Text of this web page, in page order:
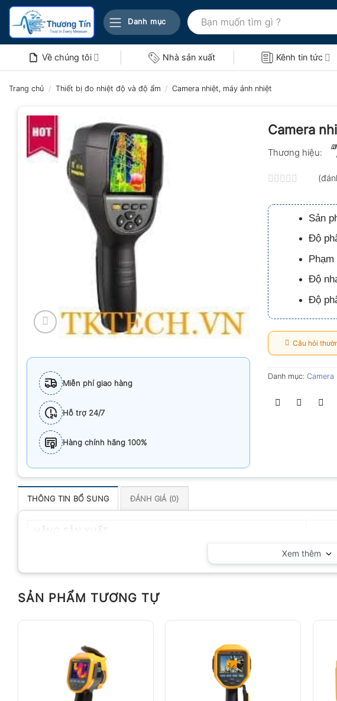
Bỏ
nội
Danh mục
Tìm
kiếm:
Về chúng tôi Nhà sản xuất Kênh tin tức
Trang chủ / Thiết bị đo nhiệt độ và độ ẩm / Camera nhiệt, máy ảnh nhiệt
Miễn phí giao hàng
Hỗ trợ 24/7
Hàng chính hãng 100%
Camera
Thương hiệu:
xếp
hạng
0.0
5
sao
Sản
Độ
Độ
Độ
Câu hỏi
Danh mục: Camera
THÔNG TIN BỔ SUNG ĐÁNH GIÁ (0)
Xem thêm
SẢN PHẨM TƯƠNG TỰ